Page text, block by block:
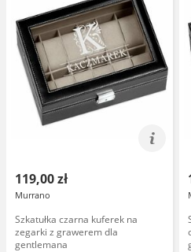
119,00 zł
Murrano
Szkatułka czarna kuferek na
zegarki z grawerem dla
gentlemana